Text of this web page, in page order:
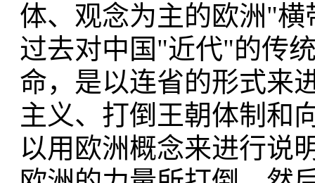
体、观念为主的欧洲"
过去对中国"近代"的传
命，是以连省的形式来
主义、打倒王朝体制和
以用欧洲概念来进行说